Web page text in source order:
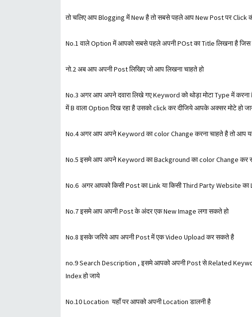
तो चलिए आप Blogging में New है तो सबसे पहले आप New Post पर Click
No.1 वाले Option में आपको सबसे पहले अपनी POst का Title लिखना है
नो.2 अब आप अपनी Post लिखिए जो आप लिखना चाहते हो
No.3 अगर आप अपने दवारा लिखे गए Keyword को थोड़ा मोटा Type में
में B वाला Option दिख रहा है उसको click कर दीजिये आपके अक्सर मोटे हो
No.4 अगर आप अपने Keyword का color Change करना चाहते है तो आप
No.5 इसमे आप अपने Keyword का Background का color Change कर
No.6 अगर आपको किसी Post का Link या किसी Third Party Website
No.7 इसमे आप अपनी Post के अंदर एक New Image लगा सकते हो
No.8 इसके जरिये आप अपनी Post में एक Video Upload कर सकते है
no.9 Search Description , इसमे आपको अपनी Post से Related
Index हो जाये
No.10 Location यहाँ पर आपको अपनी Location डालनी है